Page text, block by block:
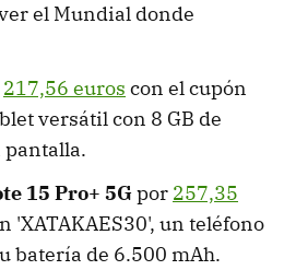
el Mundial donde
217,56 euros con el cupón
versátil con 8 GB de
pantalla.
15 Pro+ 5Gpor 257,35
'XATAKAES30', un teléfono
batería de 6.500 mAh.